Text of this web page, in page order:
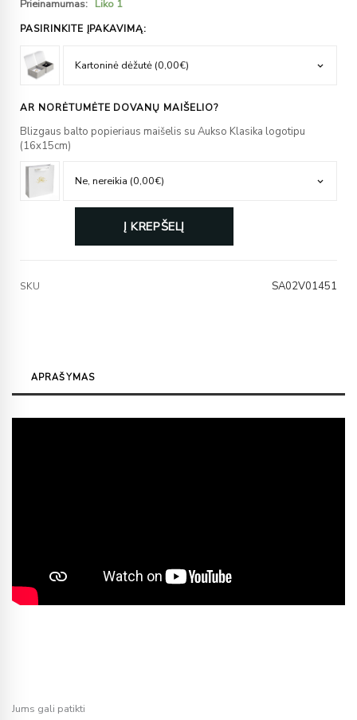
Prieinamumas: Liko 1
PASIRINKITE ĮPAKAVIMĄ:
AR NORĖTUMĖTE DOVANŲ MAIŠELIO?
Blizgaus balto popieriaus maišelis su Aukso Klasika logotipu
(16x15cm)
Į KREPŠELĮ
SKU SA02V01451
APRAŠYMAS
Jums gali patikti